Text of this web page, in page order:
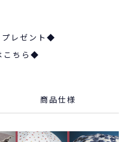
レゼント◆
こちら◆
商品仕様